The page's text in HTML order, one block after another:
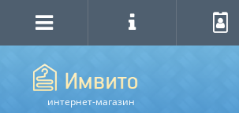
интернет-магазин